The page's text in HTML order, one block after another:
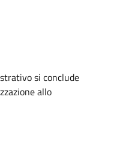
si conclude
allo